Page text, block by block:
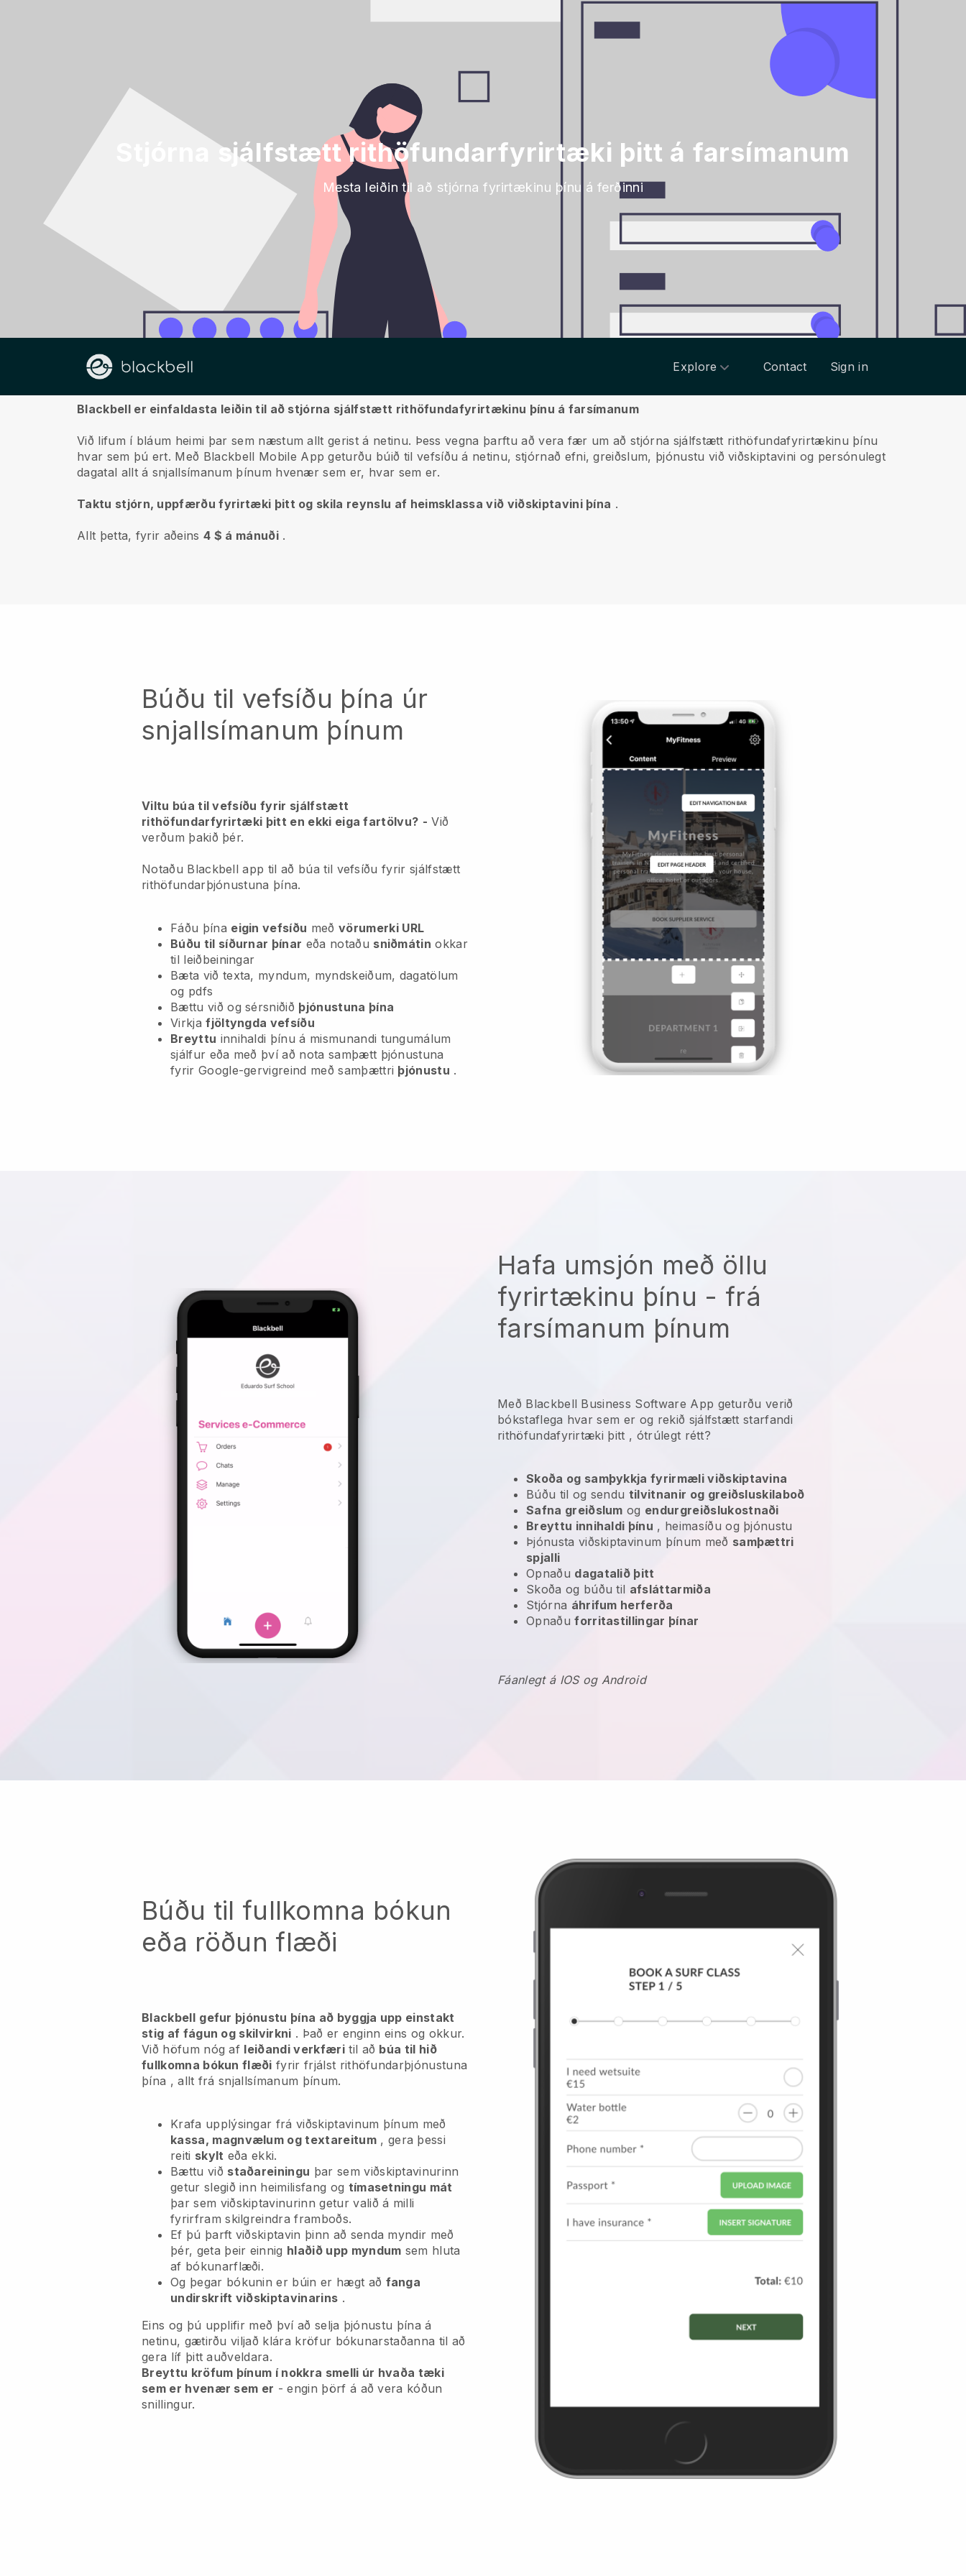
Stjórna sjálfstætt rithöfundarfyrirtæki þitt á farsímanum
Mesta leiðin til að stjórna fyrirtækinu þínu á ferðinni
Explore Contact Sign in
Um okkur
Blackbell er einfaldasta leiðin til að stjórna sjálfstætt rithöfundafyrirtækinu þínu á farsímanum
Við lifum í bláum heimi þar sem næstum allt gerist á netinu. Þess vegna þarftu að vera fær um að stjórna sjálfstætt rithöfundafyrirtækinu þínu
hvar sem þú ert. Með Blackbell Mobile App geturðu búið til vefsíðu á netinu, stjórnað efni, greiðslum, þjónustu við viðskiptavini og persónulegt
dagatal allt á snjallsímanum þínum hvenær sem er, hvar sem er.
Taktu stjórn, uppfærðu fyrirtæki þitt og skila reynslu af heimsklassa við viðskiptavini þína .
Allt þetta, fyrir aðeins 4 $ á mánuði.
Búðu til vefsíðu þína úr
snjallsímanum þínum
Viltu búa til vefsíðu fyrir sjálfstætt
rithöfundarfyrirtæki þitt en ekki eiga fartölvu? - Við
verðum þakið þér.
Notaðu Blackbell app til að búa til vefsíðu fyrir sjálfstætt
rithöfundarþjónustuna þína.
Fáðu þína eigin vefsíðu með vörumerki URL
Búðu til síðurnar þínar eða notaðu sniðmátin okkar
til leiðbeiningar
Bæta við texta, myndum, myndskeiðum, dagatölum
og pdfs
Bættu við og sérsniðið þjónustuna þína
Virkjafjöltyngda vefsíðu
Breyttu innihaldi þínu á mismunandi tungumálum
sjálfur eða með því að nota samþætt þjónustuna
fyrir Google-gervigreind með samþættri þjónustu .
Hafa umsjón með öllu
fyrirtækinu þínu - frá
farsímanum þínum
Með Blackbell Business Software App geturðu verið
bókstaflega hvar sem er og rekið sjálfstætt starfandi
rithöfundafyrirtæki þitt , ótrúlegt rétt?
Skoða og samþykkja fyrirmæli viðskiptavina
Búðu til og sendu tilvitnanir og greiðsluskilaboð
Safna greiðslum og endurgreiðslukostnaði
Breyttu innihaldi þínu , heimasíðu og þjónustu
Þjónusta viðskiptavinum þínum með samþættri
spjalli
Opnaðu dagatalið þitt
Skoða og búðu til afsláttarmiða
Stjórna áhrifum herferða
Opnaðuforritastillingar þínar
Fáanlegt á IOS og Android
Búðu til fullkomna bókun
eða röðun flæði
Blackbell gefur þjónustu þína að byggja upp einstakt
stig af fágun og skilvirkni . Það er enginn eins og okkur.
Við höfum nóg af leiðandi verkfæritil að búa til hið
fullkomna bókun flæði fyrir frjálst rithöfundarþjónustuna
þína , allt frá snjallsímanum þínum.
Krafa upplýsingar frá viðskiptavinum þínum með
kassa, magnvælum og textareitum, gera þessi
reiti skylt eða ekki.
Bættu við staðareiningu þar sem viðskiptavinurinn
getur slegið inn heimilisfang og tímasetningu mát
þar sem viðskiptavinurinn getur valið á milli
fyrirfram skilgreindra framboðs.
Ef þú þarft viðskiptavin þinn að senda myndir með
þér, geta þeir einnig hlaðið upp myndum sem hluta
af bókunarflæði.
Og þegar bókunin er búin er hægt að fanga
undirskrift viðskiptavinarins .
Eins og þú upplifir með því að selja þjónustu þína á
netinu, gætirðu viljað klára kröfur bókunarstaðanna til að
gera líf þitt auðveldara.
Breyttu kröfum þínum í nokkra smelli úr hvaða tæki
sem er hvenær sem er - engin þörf á að vera kóðun
snillingur.